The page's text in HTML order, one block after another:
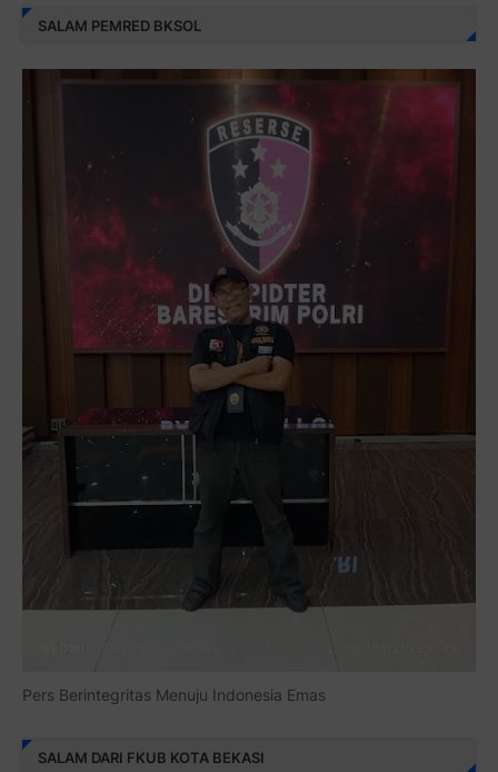
SALAM PEMRED BKSOL
Pers Berintegritas Menuju Indonesia Emas
SALAM DARI FKUB KOTA BEKASI